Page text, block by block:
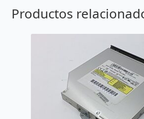
Productos